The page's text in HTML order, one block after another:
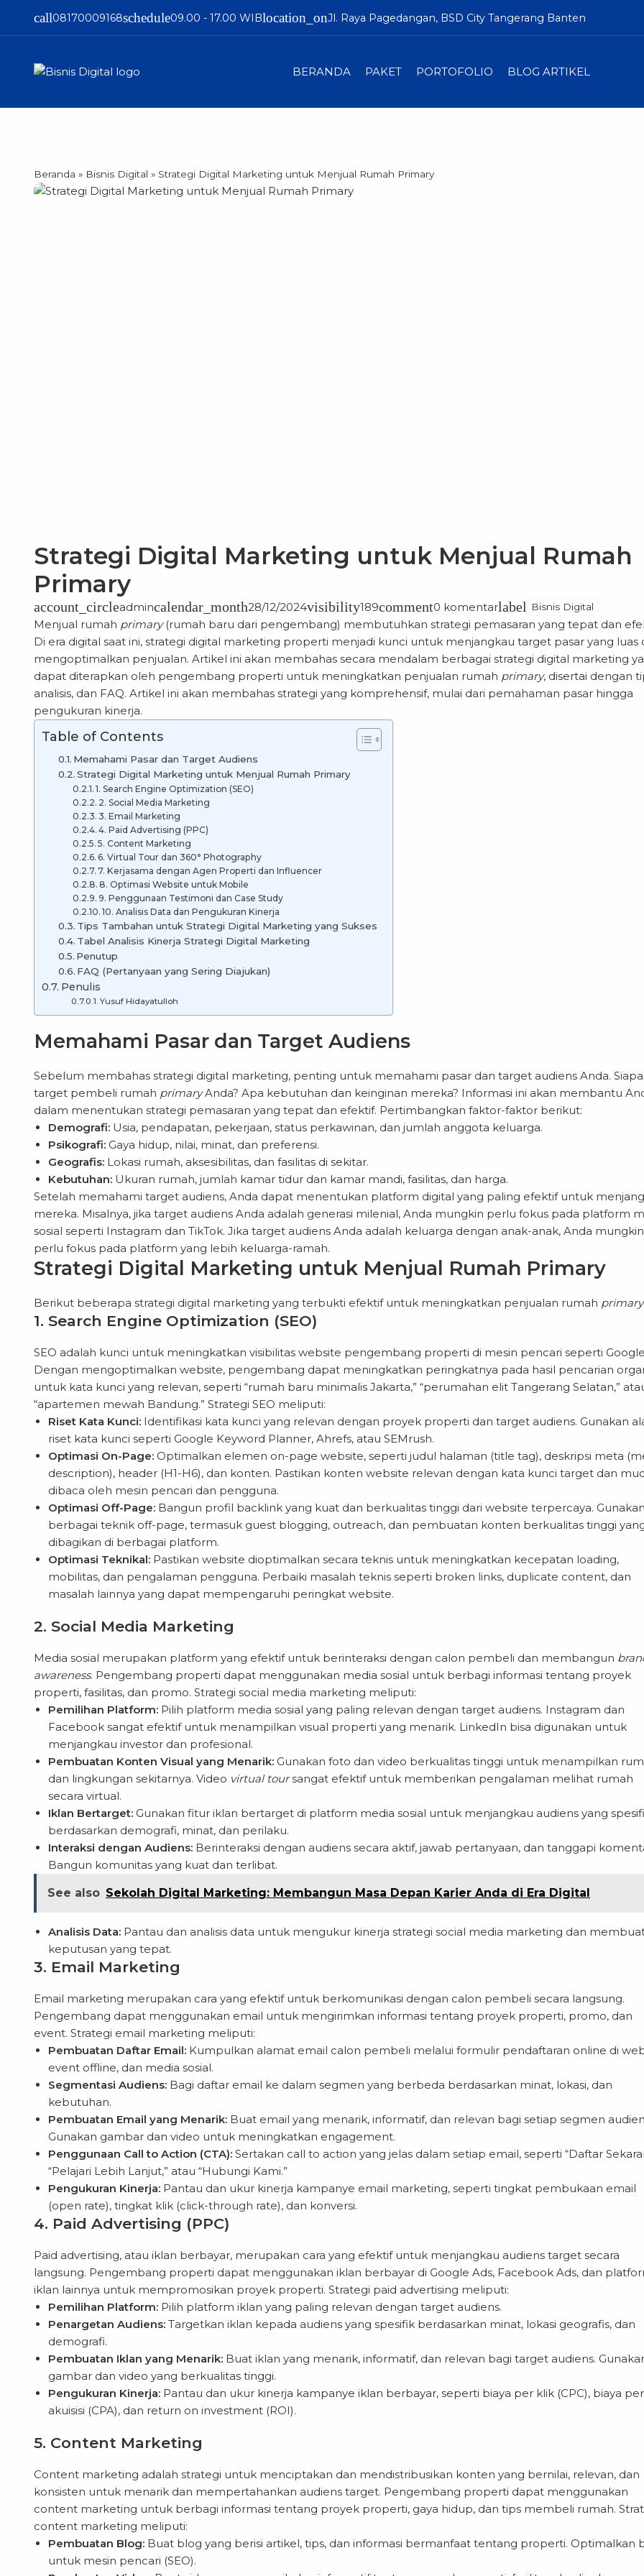
call08170009168schedule09.00 - 17.00 WIBlocation_onJl. Raya Pagedangan, BSD City Tangerang Banten
BERANDA PAKET PORTOFOLIO BLOG ARTIKEL
Beranda » Bisnis Digital » Strategi Digital Marketing untuk Menjual Rumah Primary
Strategi Digital Marketing untuk Menjual Rumah
Primary
account_circleadmincalendar_month28/12/2024visibility189comment0 komentarlabel Bisnis Digital
Menjual rumah primary(rumah baru dari pengembang) membutuhkan strategi pemasaran yang tepat dan
Di era digital saat ini, strategi digital marketing properti menjadi kunci untuk menjangkau target pasar yang luas
mengoptimalkan penjualan. Artikel ini akan membahas secara mendalam berbagai strategi digital marketing
dapat diterapkan oleh pengembang properti untuk meningkatkan penjualan rumah primary, disertai dengan
analisis, dan FAQ. Artikel ini akan membahas strategi yang komprehensif, mulai dari pemahaman pasar hingga
pengukuran kinerja.
Table of Contents
Memahami Pasar dan Target Audiens
Strategi Digital Marketing untuk Menjual Rumah Primary
1. Search Engine Optimization (SEO)
2. Social Media Marketing
3. Email Marketing
4. Paid Advertising (PPC)
5. Content Marketing
6. Virtual Tour dan 360° Photography
7. Kerjasama dengan Agen Properti dan Influencer
8. Optimasi Website untuk Mobile
9. Penggunaan Testimoni dan Case Study
10. Analisis Data dan Pengukuran Kinerja
Tips Tambahan untuk Strategi Digital Marketing yang Sukses
Tabel Analisis Kinerja Strategi Digital Marketing
Penutup
FAQ (Pertanyaan yang Sering Diajukan)
Penulis
Yusuf Hidayatulloh
Memahami Pasar dan Target Audiens
Sebelum membahas strategi digital marketing, penting untuk memahami pasar dan target audiens Anda. Siapa
target pembeli rumah primaryAnda? Apa kebutuhan dan keinginan mereka? Informasi ini akan membantu
dalam menentukan strategi pemasaran yang tepat dan efektif. Pertimbangkan faktor-faktor berikut:
Demografi: Usia, pendapatan, pekerjaan, status perkawinan, dan jumlah anggota keluarga.
Psikografi: Gaya hidup, nilai, minat, dan preferensi.
Geografis: Lokasi rumah, aksesibilitas, dan fasilitas di sekitar.
Kebutuhan: Ukuran rumah, jumlah kamar tidur dan kamar mandi, fasilitas, dan harga.
Setelah memahami target audiens, Anda dapat menentukan platform digital yang paling efektif untuk
mereka. Misalnya, jika target audiens Anda adalah generasi milenial, Anda mungkin perlu fokus pada platform
sosial seperti Instagram dan TikTok. Jika target audiens Anda adalah keluarga dengan anak-anak, Anda mungkin
perlu fokus pada platform yang lebih keluarga-ramah.
Strategi Digital Marketing untuk Menjual Rumah Primary
Berikut beberapa strategi digital marketing yang terbukti efektif untuk meningkatkan penjualan rumah primary:
1. Search Engine Optimization (SEO)
SEO adalah kunci untuk meningkatkan visibilitas website pengembang properti di mesin pencari seperti
Dengan mengoptimalkan website, pengembang dapat meningkatkan peringkatnya pada hasil pencarian
untuk kata kunci yang relevan, seperti “rumah baru minimalis Jakarta,” “perumahan elit Tangerang Selatan,”
“apartemen mewah Bandung.” Strategi SEO meliputi:
Riset Kata Kunci: Identifikasi kata kunci yang relevan dengan proyek properti dan target audiens. Gunakan
riset kata kunci seperti Google Keyword Planner, Ahrefs, atau SEMrush.
Optimasi On-Page: Optimalkan elemen on-page website, seperti judul halaman (title tag), deskripsi meta
description), header (H1-H6), dan konten. Pastikan konten website relevan dengan kata kunci target dan
dibaca oleh mesin pencari dan pengguna.
Optimasi Off-Page: Bangun profil backlink yang kuat dan berkualitas tinggi dari website terpercaya. Gunakan
berbagai teknik off-page, termasuk guest blogging, outreach, dan pembuatan konten berkualitas tinggi
dibagikan di berbagai platform.
Optimasi Teknikal: Pastikan website dioptimalkan secara teknis untuk meningkatkan kecepatan loading,
mobilitas, dan pengalaman pengguna. Perbaiki masalah teknis seperti broken links, duplicate content, dan
masalah lainnya yang dapat mempengaruhi peringkat website.
2. Social Media Marketing
Media sosial merupakan platform yang efektif untuk berinteraksi dengan calon pembeli dan membangun
awareness. Pengembang properti dapat menggunakan media sosial untuk berbagi informasi tentang proyek
properti, fasilitas, dan promo. Strategi social media marketing meliputi:
Pemilihan Platform: Pilih platform media sosial yang paling relevan dengan target audiens. Instagram dan
Facebook sangat efektif untuk menampilkan visual properti yang menarik. LinkedIn bisa digunakan untuk
menjangkau investor dan profesional.
Pembuatan Konten Visual yang Menarik: Gunakan foto dan video berkualitas tinggi untuk menampilkan
dan lingkungan sekitarnya. Video virtual toursangat efektif untuk memberikan pengalaman melihat rumah
secara virtual.
Iklan Bertarget: Gunakan fitur iklan bertarget di platform media sosial untuk menjangkau audiens yang
berdasarkan demografi, minat, dan perilaku.
Interaksi dengan Audiens: Berinteraksi dengan audiens secara aktif, jawab pertanyaan, dan tanggapi
Bangun komunitas yang kuat dan terlibat.
See also Sekolah Digital Marketing: Membangun Masa Depan Karier Anda di Era Digital
Analisis Data: Pantau dan analisis data untuk mengukur kinerja strategi social media marketing dan
keputusan yang tepat.
3. Email Marketing
Email marketing merupakan cara yang efektif untuk berkomunikasi dengan calon pembeli secara langsung.
Pengembang dapat menggunakan email untuk mengirimkan informasi tentang proyek properti, promo, dan
event. Strategi email marketing meliputi:
Pembuatan Daftar Email: Kumpulkan alamat email calon pembeli melalui formulir pendaftaran online di
event offline, dan media sosial.
Segmentasi Audiens: Bagi daftar email ke dalam segmen yang berbeda berdasarkan minat, lokasi, dan
kebutuhan.
Pembuatan Email yang Menarik: Buat email yang menarik, informatif, dan relevan bagi setiap segmen
Gunakan gambar dan video untuk meningkatkan engagement.
Penggunaan Call to Action (CTA): Sertakan call to action yang jelas dalam setiap email, seperti “Daftar
“Pelajari Lebih Lanjut,” atau “Hubungi Kami.”
Pengukuran Kinerja: Pantau dan ukur kinerja kampanye email marketing, seperti tingkat pembukaan email
(open rate), tingkat klik (click-through rate), dan konversi.
4. Paid Advertising (PPC)
Paid advertising, atau iklan berbayar, merupakan cara yang efektif untuk menjangkau audiens target secara
langsung. Pengembang properti dapat menggunakan iklan berbayar di Google Ads, Facebook Ads, dan
iklan lainnya untuk mempromosikan proyek properti. Strategi paid advertising meliputi:
Pemilihan Platform: Pilih platform iklan yang paling relevan dengan target audiens.
Penargetan Audiens: Targetkan iklan kepada audiens yang spesifik berdasarkan minat, lokasi geografis, dan
demografi.
Pembuatan Iklan yang Menarik: Buat iklan yang menarik, informatif, dan relevan bagi target audiens.
gambar dan video yang berkualitas tinggi.
Pengukuran Kinerja: Pantau dan ukur kinerja kampanye iklan berbayar, seperti biaya per klik (CPC), biaya per
akuisisi (CPA), dan return on investment (ROI).
5. Content Marketing
Content marketing adalah strategi untuk menciptakan dan mendistribusikan konten yang bernilai, relevan, dan
konsisten untuk menarik dan mempertahankan audiens target. Pengembang properti dapat menggunakan
content marketing untuk berbagi informasi tentang proyek properti, gaya hidup, dan tips membeli rumah.
content marketing meliputi:
Pembuatan Blog: Buat blog yang berisi artikel, tips, dan informasi bermanfaat tentang properti. Optimalkan
untuk mesin pencari (SEO).